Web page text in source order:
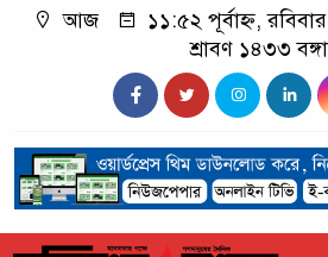
আজ
১১:৫২ পূর্বাহ্ন,
শ্রাবণ ১৪৩৩